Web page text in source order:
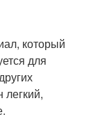
который
для
легкий,